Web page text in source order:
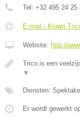
Tel: +32 495 24 25
E-mail › Klown
Website: http://
Trico is een
▼
Diensten:
Er wordt gewerkt